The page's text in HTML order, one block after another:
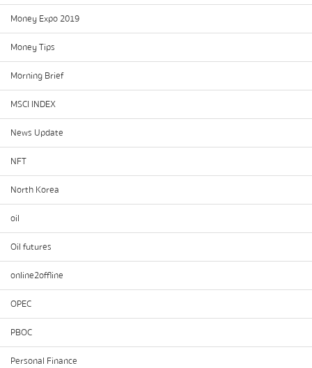
Money Expo 2019
Money Tips
Morning Brief
MSCI INDEX
News Update
NFT
North Korea
oil
Oil futures
online2offline
OPEC
PBOC
Personal Finance